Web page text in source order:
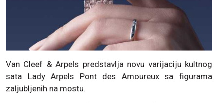
Van Cleef & Arpels predstavlja novu varijaciju kultnog
sata Lady Arpels Pont des Amoureux sa figurama
zaljubljenih na mostu.